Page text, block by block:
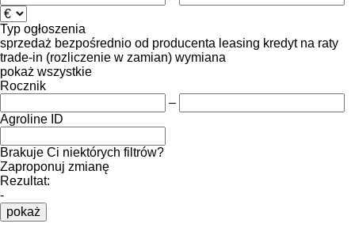
Typ ogłoszenia
sprzedaż bezpośrednio od producenta leasing kredyt na raty
trade-in (rozliczenie w zamian) wymiana
pokaż wszystkie
Rocznik
–
Agroline ID
Brakuje Ci niektórych filtrów?
Zaproponuj zmianę
Rezultat:
-
pokaż